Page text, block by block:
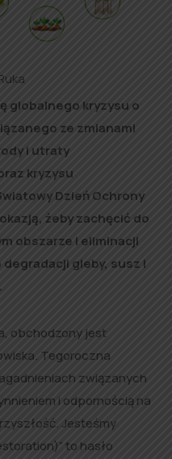
globalnego kryzysu o
ze zmianami
i utraty
kryzysu
Dzień Ochrony
żeby zachęcić do
obszarze i eliminacji
gleby, susz i
obchodzony jest
Tegoroczna
związanych
i odpornością na
Jesteśmy
to hasło